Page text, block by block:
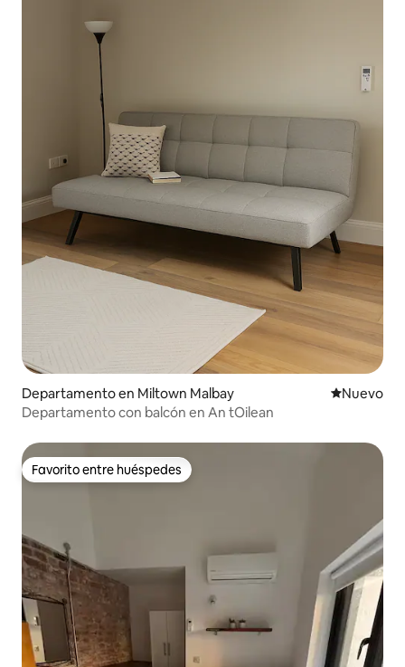
Departamento en Miltown Malbay Lugar
Nuevo
Departamento con balcón en An tOilean
Favorito entre huéspedes
Favorito entre huéspedes